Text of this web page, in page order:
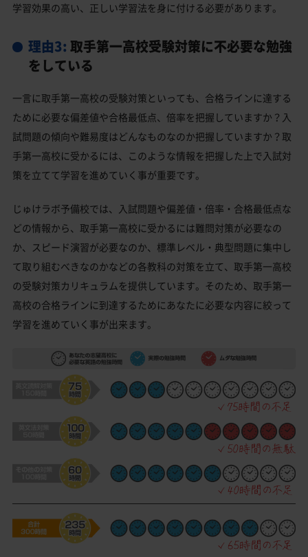
学習効果の高い、正しい学習法を身に付ける必要があります。
理由3: 取手第一高校受験対策に不必要な勉強
をしている
一言に取手第一高校の受験対策といっても、合格ラインに達する
ために必要な偏差値や合格最低点、倍率を把握していますか？入
試問題の傾向や難易度はどんなものなのか把握していますか？取
手第一高校に受かるには、このような情報を把握した上で入試対
策を立てて学習を進めていく事が重要です。
じゅけラボ予備校では、入試問題や偏差値・倍率・合格最低点な
どの情報から、取手第一高校に受かるには難問対策が必要なの
か、スピード演習が必要なのか、標準レベル・典型問題に集中し
て取り組むべきなのかなどの各教科の対策を立て、取手第一高校
の受験対策カリキュラムを提供しています。そのため、取手第一
高校の合格ラインに到達するためにあなたに必要な内容に絞って
学習を進めていく事が出来ます。